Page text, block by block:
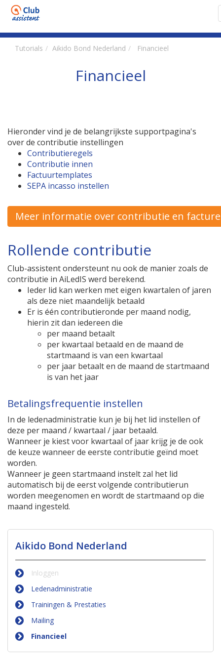
Tutorials Aikido Bond Nederland Financieel
Financieel
Hieronder vind je de belangrijkste supportpagina's
over de contributie instellingen
Contributieregels
Contributie innen
Factuurtemplates
SEPA incasso instellen
Meer informatie over contributie en
Rollende contributie
Club-assistent ondersteunt nu ook de manier zoals de
contributie in AiLedIS werd berekend.
Ieder lid kan werken met eigen kwartalen of jaren
als deze niet maandelijk betaald
Er is één contributieronde per maand nodig,
hierin zit dan iedereen die
per maand betaalt
per kwartaal betaald en de maand de
startmaand is van een kwartaal
per jaar betaalt en de maand de startmaand
is van het jaar
Betalingsfrequentie instellen
In de ledenadministratie kun je bij het lid instellen of
deze per maand / kwartaal / jaar betaald.
Wanneer je kiest voor kwartaal of jaar krijg je de ook
de keuze wanneer de eerste contributie geïnd moet
worden.
Wanneer je geen startmaand instelt zal het lid
automatisch bij de eerst volgende contributierun
worden meegenomen en wordt de startmaand op die
maand ingesteld.
Aikido Bond Nederland
Inloggen
Ledenadministratie
Trainingen & Prestaties
Mailing
Financieel